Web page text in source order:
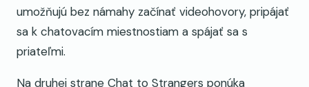
umožňujú bez námahy začínať videohovory, pripájať
sa k chatovacím miestnostiam a spájať sa s
priateľmi.
Na druhej strane Chat to Strangers ponúka